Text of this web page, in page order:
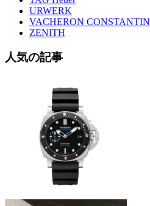
URWERK
VACHERON CONSTANTIN
ZENITH
人気の記事